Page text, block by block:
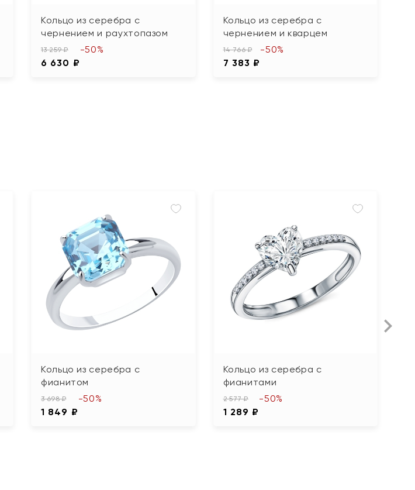
Кольцо из серебра с
чернением и раухтопазом
13 259 ₽
6 630 ₽
-50%
Кольцо из серебра с
чернением и кварцем
14 766 ₽
7 383 ₽
-50%
Кольцо из серебра с
фианитом
3 698 ₽
1 849 ₽
-50%
Кольцо из серебра с
фианитами
2 577 ₽
1 289 ₽
-50%